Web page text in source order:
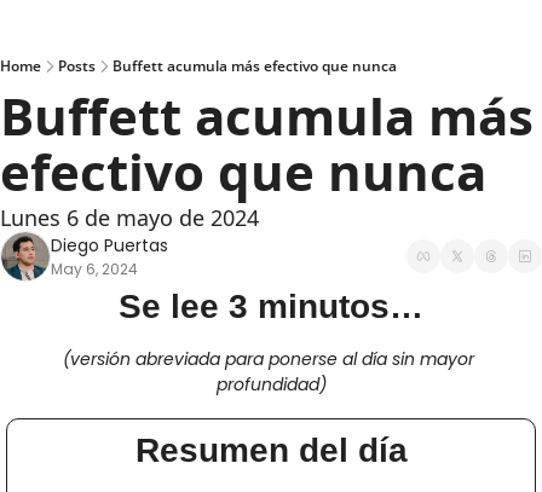
Home Posts Buffett acumula más efectivo que nunca
Buffett acumula más
efectivo que nunca
Lunes 6 de mayo de 2024
Diego Puertas
May 6, 2024
Se lee 3 minutos…
(versión abreviada para ponerse al día sin mayor
profundidad)
Resumen del día